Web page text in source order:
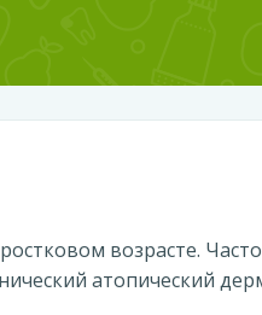
возрасте.
атопический